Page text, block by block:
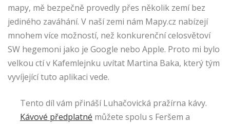
mapy, mě bezpečně provedly přes několik zemí bez
jediného zaváhání. V naší zemi nám Mapy.cz nabízejí
mnohem více možností, než konkurenční celosvětoví
SW hegemoni jako je Google nebo Apple. Proto mi bylo
velkou ctí v Kafemlejnku uvítat Martina Baka, který tým
vyvíjející tuto aplikaci vede.
Tento díl vám přináší Luhačovická pražírna kávy.
Kávové předplatné můžete spolu s Feršem a